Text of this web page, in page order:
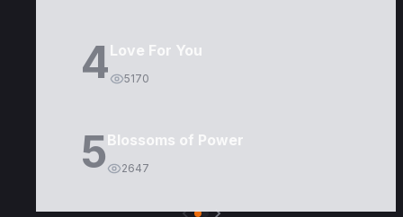
4Love For You
5170
5Blossoms of Power
2647